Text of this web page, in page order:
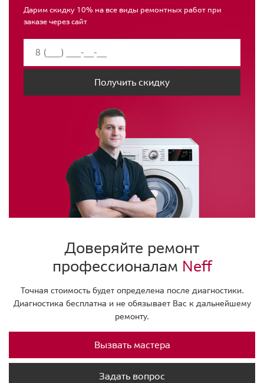
Дарим скидку 10% на все виды ремонтных работ при
заказе через сайт
Получить скидку
Доверяйте ремонт
профессионалам Neff
Точная стоимость будет определена после диагностики.
Диагностика бесплатна и не обязывает Вас к дальнейшему
ремонту.
Вызвать мастера
Задать вопрос